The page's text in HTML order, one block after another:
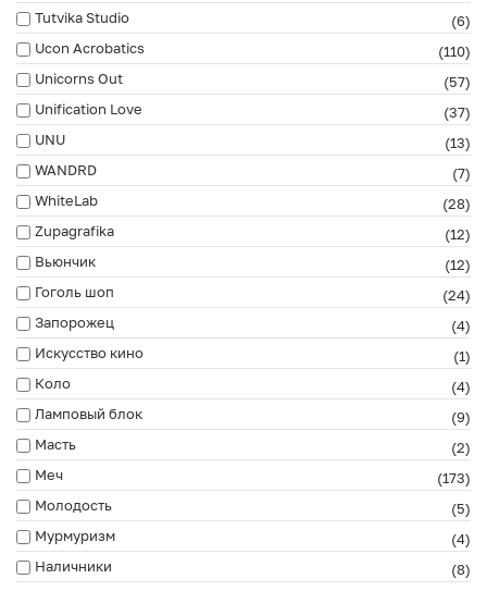
Tutvika Studio
(6)
Ucon Acrobatics
(110)
Unicorns Out
(57)
Unification Love
(37)
UNU
(13)
WANDRD
(7)
WhiteLab
(28)
Zupagrafika
(12)
Вьюнчик
(12)
Гоголь шоп
(24)
Запорожец
(4)
Искусство кино
(1)
Коло
(4)
Ламповый блок
(9)
Масть
(2)
Меч
(173)
Молодость
(5)
Мурмуризм
(4)
Наличники
(8)